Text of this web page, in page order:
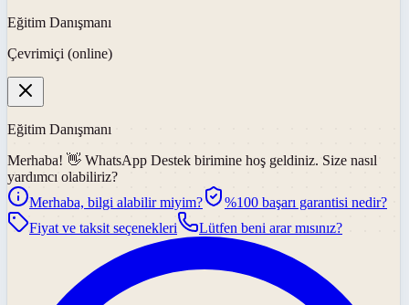
Eğitim Danışmanı
Çevrimiçi (online)
Eğitim Danışmanı
Merhaba! 👋 WhatsApp Destek birimine hoş geldiniz. Size nasıl
yardımcı olabiliriz?
Merhaba, bilgi alabilir miyim?
%100 başarı garantisi nedir?
Fiyat ve taksit seçenekleri
Lütfen beni arar mısınız?